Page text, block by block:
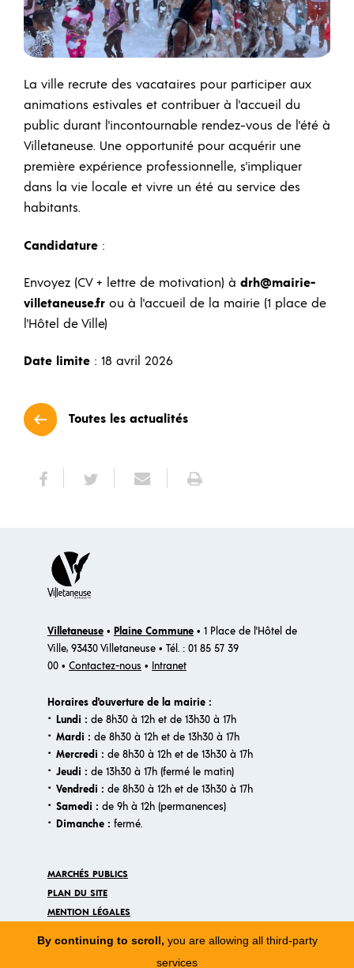
La ville recrute des vacataires pour participer aux
animations estivales et contribuer à l'accueil du
public durant l'incontournable rendez-vous de l'été à
Villetaneuse. Une opportunité pour acquérir une
première expérience professionnelle, s'impliquer
dans la vie locale et vivre un été au service des
habitants.
Candidature :
Envoyez (CV + lettre de motivation) à drh@mairie-
villetaneuse.fr ou à l'accueil de la mairie (1 place de
l'Hôtel de Ville)
Date limite : 18 avril 2026
Toutes les actualités
Villetaneuse • Plaine Commune • 1 Place de l'Hôtel de
Ville, 93430 Villetaneuse • Tél. : 01 85 57 39
00 • Contactez-nous • Intranet
Horaires d'ouverture de la mairie :
· Lundi : de 8h30 à 12h et de 13h30 à 17h
· Mardi : de 8h30 à 12h et de 13h30 à 17h
· Mercredi : de 8h30 à 12h et de 13h30 à 17h
· Jeudi : de 13h30 à 17h (fermé le matin)
· Vendredi : de 8h30 à 12h et de 13h30 à 17h
· Samedi : de 9h à 12h (permanences)
·​ Dimanche : fermé.
MARCHÉS PUBLICS
PLAN DU SITE
MENTION LÉGALES
By continuing to scroll, you are allowing all third-party
services